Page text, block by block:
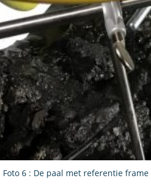
Foto 6 : De paal met referentie